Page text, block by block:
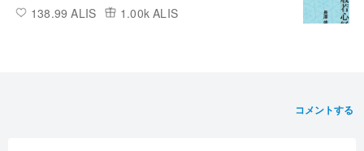
138.99 ALIS 1.00k ALIS
コメントする